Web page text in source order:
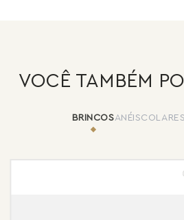
VOCÊ TAMBÉM
BRINCOSANÉISCOLARES